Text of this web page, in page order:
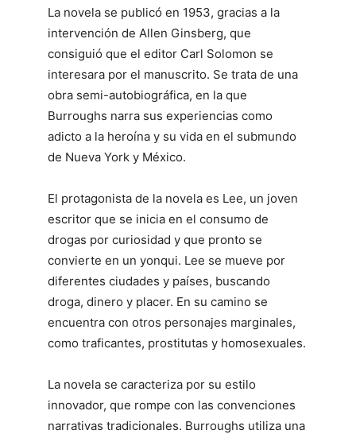
La novela se publicó en 1953, gracias a la
intervención de Allen Ginsberg, que
consiguió que el editor Carl Solomon se
interesara por el manuscrito. Se trata de una
obra semi-autobiográfica, en la que
Burroughs narra sus experiencias como
adicto a la heroína y su vida en el submundo
de Nueva York y México.
El protagonista de la novela es Lee, un joven
escritor que se inicia en el consumo de
drogas por curiosidad y que pronto se
convierte en un yonqui. Lee se mueve por
diferentes ciudades y países, buscando
droga, dinero y placer. En su camino se
encuentra con otros personajes marginales,
como traficantes, prostitutas y homosexuales.
La novela se caracteriza por su estilo
innovador, que rompe con las convenciones
narrativas tradicionales. Burroughs utiliza una